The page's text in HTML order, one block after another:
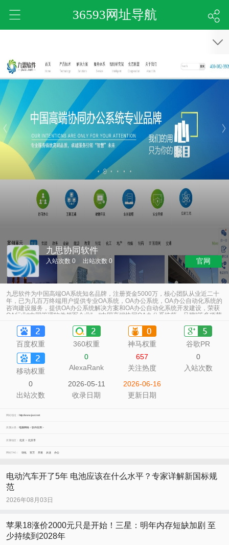
36593网址导航
九思协同软件
入站次数 0 出站次数 0 官网
九思软件为中国高端OA系统知名品牌，注册资金5000万，核心团队从业近二十
年，已为几百万终端用户提供专业OA系统，OA办公系统，OA办公自动化系统的
咨询建设服务，提供OA办公系统解决方案和OA办公自动化系统开发建设，荣获
OA行业“中国管理软件领军企业”、“中国高端协同OA办公系统第一品牌”等多项荣
百度权重 360权重 神马权重 谷歌PR
移动权重
0
AlexaRank
657
关注热度
0
入站次数
0
出站次数
2026-05-11
收录日期
2026-06-16
更新日期
网站地址： http://www.jiusi.net
所属分类： 电脑网络>软件应用 >
所属地区： 北京> 北京市
网站TAG： 动化 百万 开发 从业 办公
电动汽车开了5年 电池应该在什么水平？专家详解新国标规
范
2026年08月03日
苹果18涨价2000元只是开始！三星：明年内存短缺加剧 至
少持续到2028年